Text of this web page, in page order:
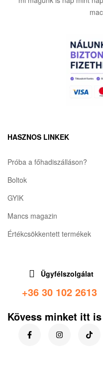
HASZNOS LINKEK
Próba a főhadiszálláson?
Boltok
GYIK
Mancs magazin
Értékcsökkentett termékek
Ügyfélszolgálat
+36 30 102 2613
Kövess minket itt is